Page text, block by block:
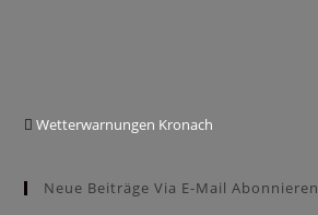
Wetterwarnungen Kronach
Neue Beiträge Via E-Mail Abonnieren